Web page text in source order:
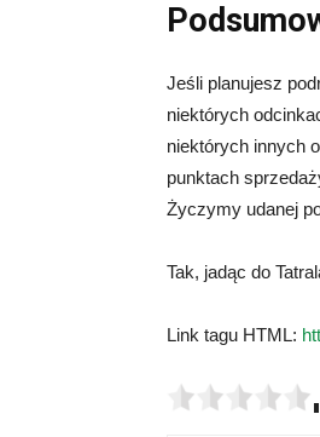
Jeśli planujesz
niektórych
niektórych innych
punktach
Życzymy udanej
Tak, jadąc do
Link tagu HTML: